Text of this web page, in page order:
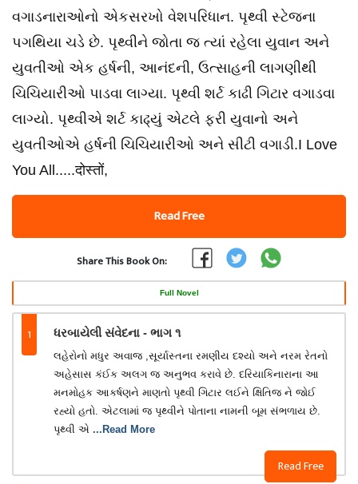
વગાડનારાઓનો એકસરખો વેશપરિધાન. પૃથ્વી સ્ટેજના
પગથિયા ચડે છે. પૃથ્વીને જોતા જ ત્યાં રહેલા યુવાન અને
યુવતીઓ એક હર્ષની, આનંદની, ઉત્સાહની લાગણીથી
ચિચિયારીઓ પાડવા લાગ્યા. પૃથ્વી શર્ટ કાઢી ગિટાર વગાડવા
લાગ્યો. પૃથ્વીએ શર્ટ કાઢ્યું એટલે ફરી યુવાનો અને
યુવતીઓએ હર્ષની ચિચિયારીઓ અને સીટી વગાડી.I Love
You All.....दोस्तों,
Read Free
Share This Book On:
Full Novel
1 ધરબાયેલી સંવેદના - ભાગ ૧
Read Free
લહેરોનો મધુર અવાજ ,સૂર્યાસ્તના રમણીય દશ્યો અને નરમ રેતનો
અહેસાસ કંઈક અલગ જ અનુભવ કરાવે છે. દરિયાકિનારાના આ
મનમોહક આકર્ષણને માણતો પૃથ્વી ગિટાર લઈને ક્ષિતિજ ને જોઈ
રહ્યો હતો. એટલામાં જ પૃથ્વીને પોતાના નામની બૂમ સંભળાય છે.
પૃથ્વી એ ...Read More